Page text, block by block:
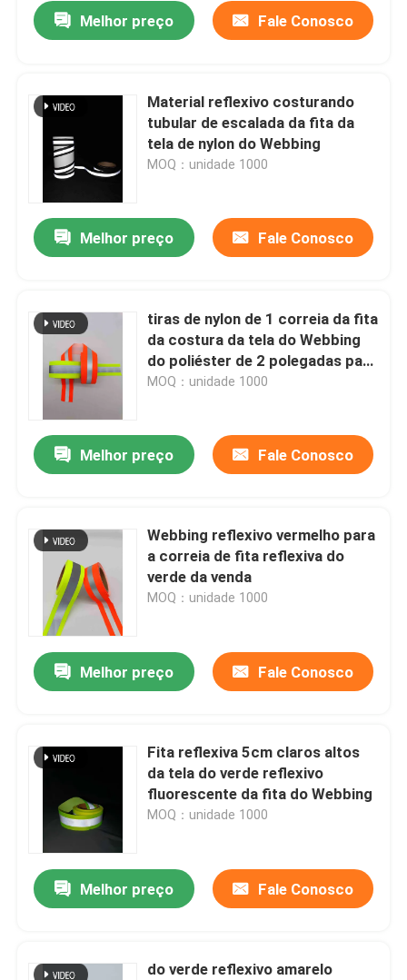
Melhor preço Fale Conosco
Material reflexivo costurando
tubular de escalada da fita da
tela de nylon do Webbing
MOQ：unidade 1000
Melhor preço Fale Conosco
tiras de nylon de 1 correia da fita
da costura da tela do Webbing
do poliéster de 2 polegadas para
o cinza alaranjado da faixa
MOQ：unidade 1000
Melhor preço Fale Conosco
Webbing reflexivo vermelho para
a correia de fita reflexiva do
verde da venda
MOQ：unidade 1000
Melhor preço Fale Conosco
Fita reflexiva 5cm claros altos
da tela do verde reflexivo
fluorescente da fita do Webbing
MOQ：unidade 1000
Melhor preço Fale Conosco
do verde reflexivo amarelo